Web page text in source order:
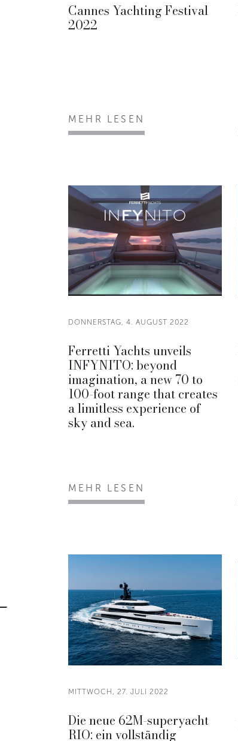
Cannes Yachting Festival
2022
MEHR LESEN
DONNERSTAG, 4. AUGUST 2022
Ferretti Yachts unveils
INFYNITO: beyond
imagination, a new 70 to
100-foot range that creates
a limitless experience of
sky and sea.
MEHR LESEN
MITTWOCH, 27. JULI 2022
Die neue 62M-superyacht
RIO: ein vollständig